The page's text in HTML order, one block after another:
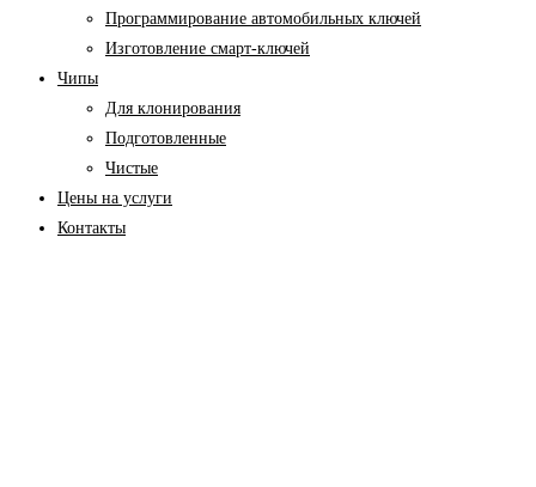
Программирование автомобильных ключей
Изготовление смарт-ключей
Чипы
Для клонирования
Подготовленные
Чистые
Цены на услуги
Контакты